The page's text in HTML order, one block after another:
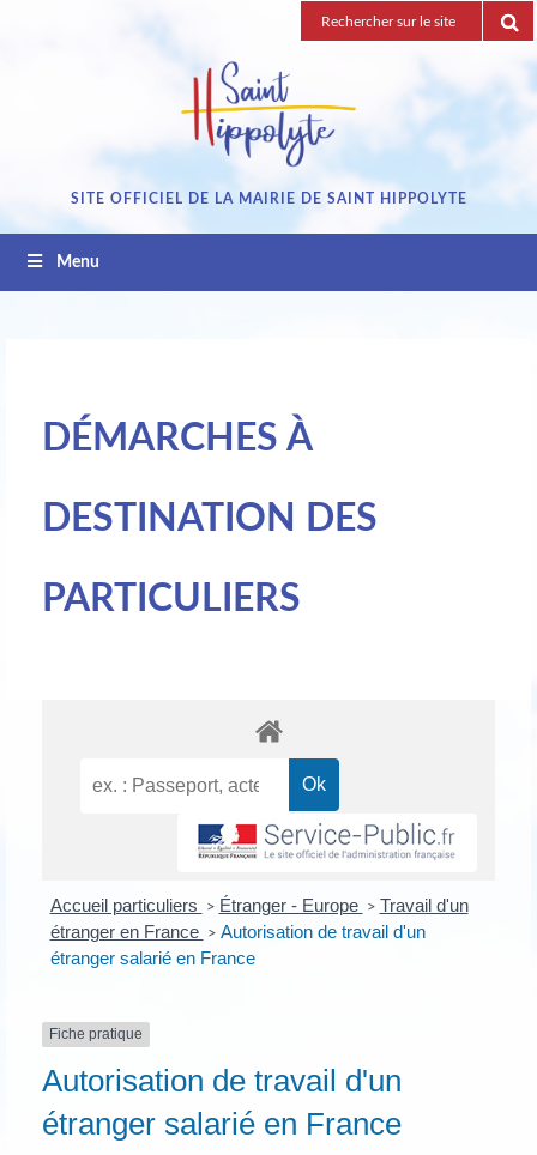
Recherche
pour
SITE OFFICIEL DE LA MAIRIE DE SAINT HIPPOLYTE
Menu
DÉMARCHES À
DESTINATION DES
PARTICULIERS
Accueil particuliers > Étranger - Europe > Travail d'un
étranger en France
> Autorisation de travail d'un
étranger salarié en France
Fiche pratique
Autorisation de travail d'un
étranger salarié en France